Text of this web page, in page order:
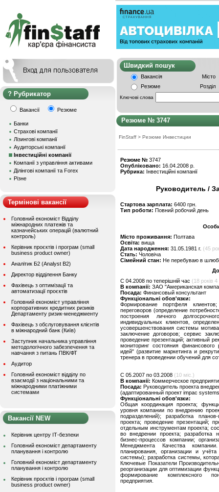
Рубрикатор
Вакансії Резюме
Банки
Страхові компанії
Лізингові компанії
Аудиторські компанії
Інвестиційні компанії
Компанії з управління активами
Ділінгові компанії та Forex
Різне
Термінові вакансії
Головний економіст Відділу
міжнародних платежів та
казначейських операцій (валютний
контроль)
Керівник проєктів і програм (small
business product owner)
Аналітик Б2 (Analyst B2)
Директор відділення Банку
Фахівець з оптимізації та
автоматизації проєктів
Головний економіст управління
корпоративних кредитних ризиків
Департаменту ризик-менеджменту
Фахівець з обслуговування клієнтів
в міжнародний банк (Київ)
Заступник начальника управління
методологічного забезпечення та
навчання з питань ПВК/ФТ
Аудитор
Головний економіст відділу по
взаємодії з національними та
міжнародними платіжними
системами
Вакансії NEW
Керівник центру ІТ-безпеки
Головний економіст департаменту
планування і контролю
Головний економіст департаменту
планування і контролю
Керівник проєктів і програм (small
business product owner)
Швидкий
Вакансія
Місто
Резюме
Розділ
Ключові слова
Резюме № 3747
FinStaff > Резюме Инвестиции
Резюме № 3747
Опубліковано: 16.04.2008 р.
Рубрика: Інвестиційні компанії
Руководитель /
Стартова зарплата: 6400 грн.
Тип роботи: Повний робочий день
Місто проживання: Полтава
Освіта: вища
Дата народження: 31.05.1981 г. (45
Стать: Чоловіча
Сімейний стан: Не перебуваю в
C 04.2008 по теперішній час (18 років 4
В компанії: ЗАО "Американская
Посада: Финансовый консультант
Функціональні обов'язки:
Формирование портфеля
переговоров (определение
построения личного
индивидуальных клиентов,
усовершенствования системы
заключение договоров; сервис
проведение презентаций; активный
мониторинг состояния
идей" (развитие маркетинга и
тренера в проведении обучений для
C 05.2007 по 03.2008 (10 міс.)
В компанії: Коммерческое
Посада: Руководитель проекта
(адаптированный проект impac
Функціональні обов'язки:
Общая координация проекта;
уровня компании по внедрению
подразделений); разработка
проекта; проведение презентаций;
отдельным инструментам проекта;
во внедрении проекта;
бизнес-процессов компании;
Менеджмента Качества
планирования, организации и
системы); разработка системы,
Ключевые Показатели
реорганизации для оптимизации
формирование комплексного
предприятия.